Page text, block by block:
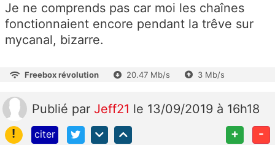
Je ne comprends pas car moi les chaînes
fonctionnaient encore pendant la trêve sur
mycanal, bizarre.
Freebox révolution 20.47 Mb/s 3 Mb/s
Publié par Jeff21 le 13/09/2019 à 16h18
!
citer + -